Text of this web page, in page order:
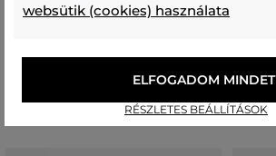
GYAPJÚ
Ajánlott termékek
websütik (cookies) használata
RÉSZLETES BEÁLLÍTÁSOK
ELFOGADOM MINDET